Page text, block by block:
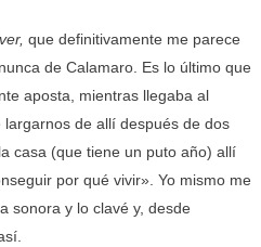
que definitivamente me parece
de Calamaro. Es lo último que
aposta, mientras llegaba al
de allí después de dos
casa (que tiene un puto año) allí
por qué vivir». Yo mismo me
sonora y lo clavé y, desde